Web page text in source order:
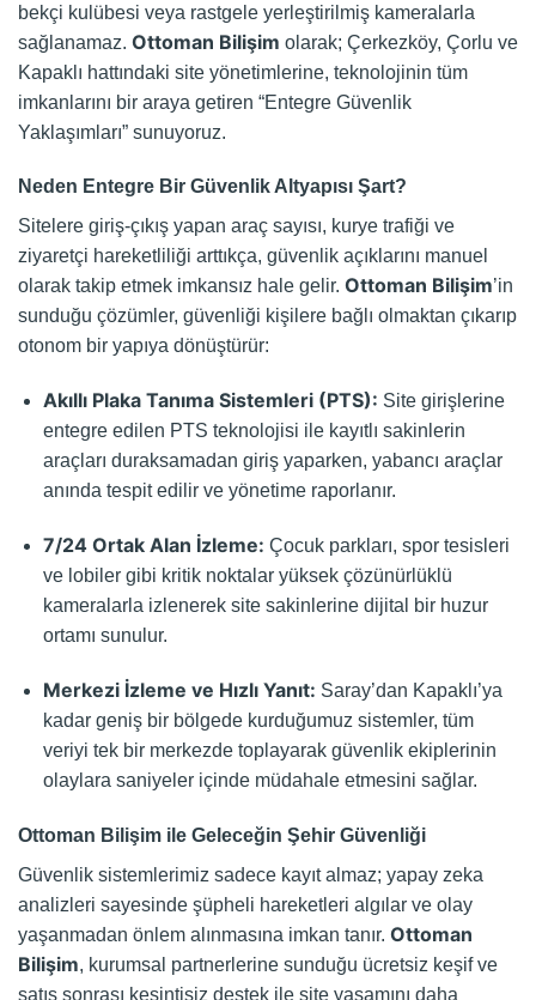
bekçi kulübesi veya rastgele yerleştirilmiş kameralarla
sağlanamaz. Ottoman Bilişim olarak; Çerkezköy, Çorlu ve
Kapaklı hattındaki site yönetimlerine, teknolojinin tüm
imkanlarını bir araya getiren “Entegre Güvenlik
Yaklaşımları” sunuyoruz.
Neden Entegre Bir Güvenlik Altyapısı Şart?
Sitelere giriş-çıkış yapan araç sayısı, kurye trafiği ve
ziyaretçi hareketliliği arttıkça, güvenlik açıklarını manuel
olarak takip etmek imkansız hale gelir. Ottoman Bilişim’in
sunduğu çözümler, güvenliği kişilere bağlı olmaktan çıkarıp
otonom bir yapıya dönüştürür:
Akıllı Plaka Tanıma Sistemleri (PTS): Site girişlerine
entegre edilen PTS teknolojisi ile kayıtlı sakinlerin
araçları duraksamadan giriş yaparken, yabancı araçlar
anında tespit edilir ve yönetime raporlanır.
7/24 Ortak Alan İzleme: Çocuk parkları, spor tesisleri
ve lobiler gibi kritik noktalar yüksek çözünürlüklü
kameralarla izlenerek site sakinlerine dijital bir huzur
ortamı sunulur.
Merkezi İzleme ve Hızlı Yanıt: Saray’dan Kapaklı’ya
kadar geniş bir bölgede kurduğumuz sistemler, tüm
veriyi tek bir merkezde toplayarak güvenlik ekiplerinin
olaylara saniyeler içinde müdahale etmesini sağlar.
Ottoman Bilişim ile Geleceğin Şehir Güvenliği
Güvenlik sistemlerimiz sadece kayıt almaz; yapay zeka
analizleri sayesinde şüpheli hareketleri algılar ve olay
yaşanmadan önlem alınmasına imkan tanır. Ottoman
Bilişim, kurumsal partnerlerine sunduğu ücretsiz keşif ve
satış sonrası kesintisiz destek ile site yaşamını daha